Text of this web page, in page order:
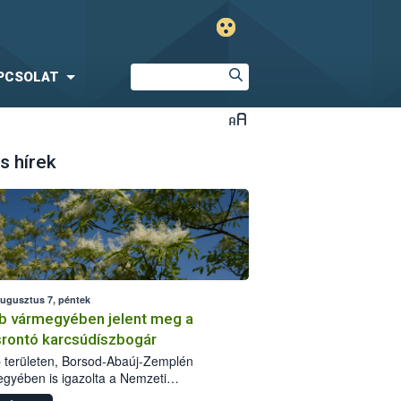
hírek
7, péntek
vármegyében jelent meg a
karcsúdíszbogár
területen, Borsod-Abaúj-Zemplén
is igazolta a Nemzeti
biztonsági Hivatal (Nébih) a